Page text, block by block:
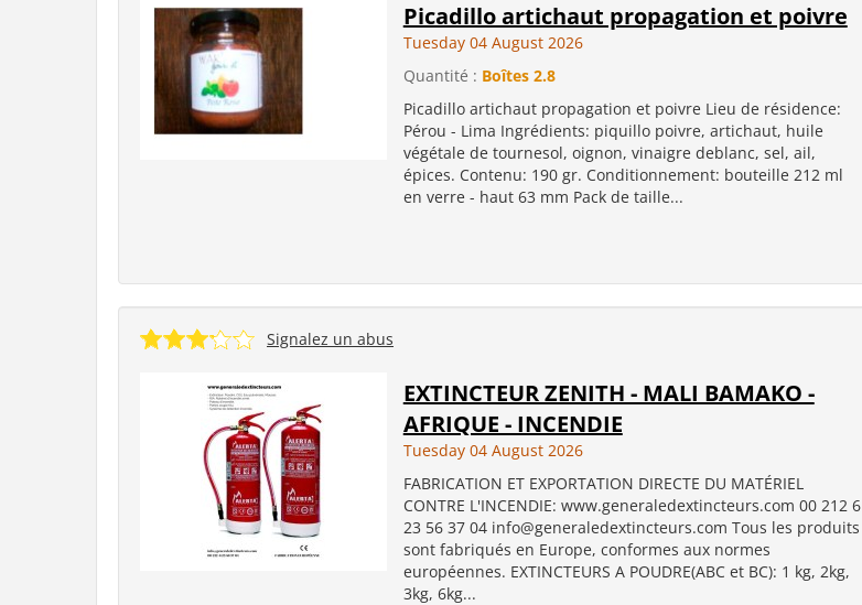
Picadillo artichaut propagation et poivre
Tuesday 04 August 2026
Quantité : Boîtes 2.8
Picadillo artichaut propagation et poivre Lieu de résidence:
Pérou - Lima Ingrédients: piquillo poivre, artichaut, huile
végétale de tournesol, oignon, vinaigre deblanc, sel, ail,
épices. Contenu: 190 gr. Conditionnement: bouteille 212 ml
en verre - haut 63 mm Pack de taille...
Signalez un abus
EXTINCTEUR ZENITH - MALI BAMAKO -
AFRIQUE - INCENDIE
Tuesday 04 August 2026
FABRICATION ET EXPORTATION DIRECTE DU MATÉRIEL
CONTRE L'INCENDIE: www.generaledextincteurs.com 00 212 6
23 56 37 04 info@generaledextincteurs.com Tous les produits
sont fabriqués en Europe, conformes aux normes
européennes. EXTINCTEURS A POUDRE(ABC et BC): 1 kg, 2kg,
3kg, 6kg...